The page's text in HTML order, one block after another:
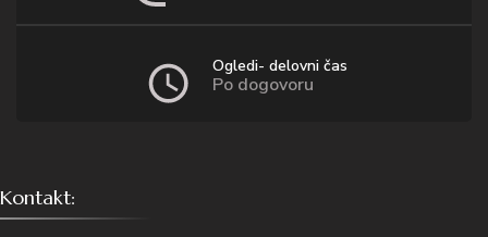
Ogledi- delovni čas
Po dogovoru
Kontakt: